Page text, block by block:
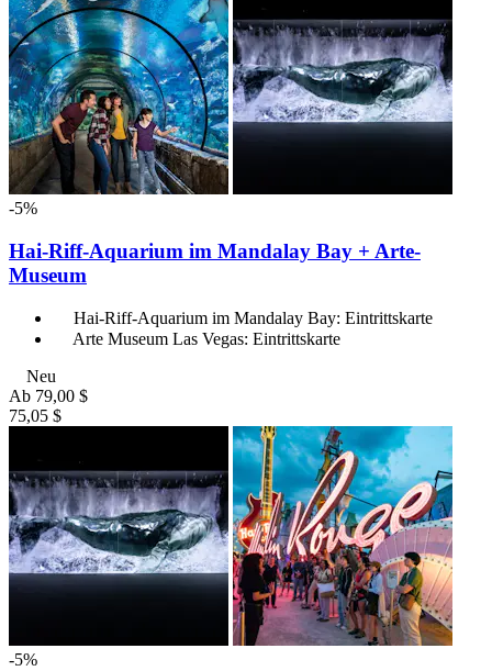
-5%
Hai-Riff-Aquarium im Mandalay Bay + Arte-
Museum
Hai-Riff-Aquarium im Mandalay Bay: Eintrittskarte
Arte Museum Las Vegas: Eintrittskarte
Neu
Ab 79,00 $
75,05 $
-5%